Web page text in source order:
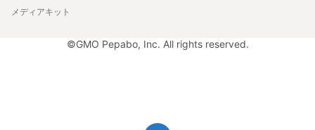
メディアキット
©GMO Pepabo, Inc. All rights reserved.